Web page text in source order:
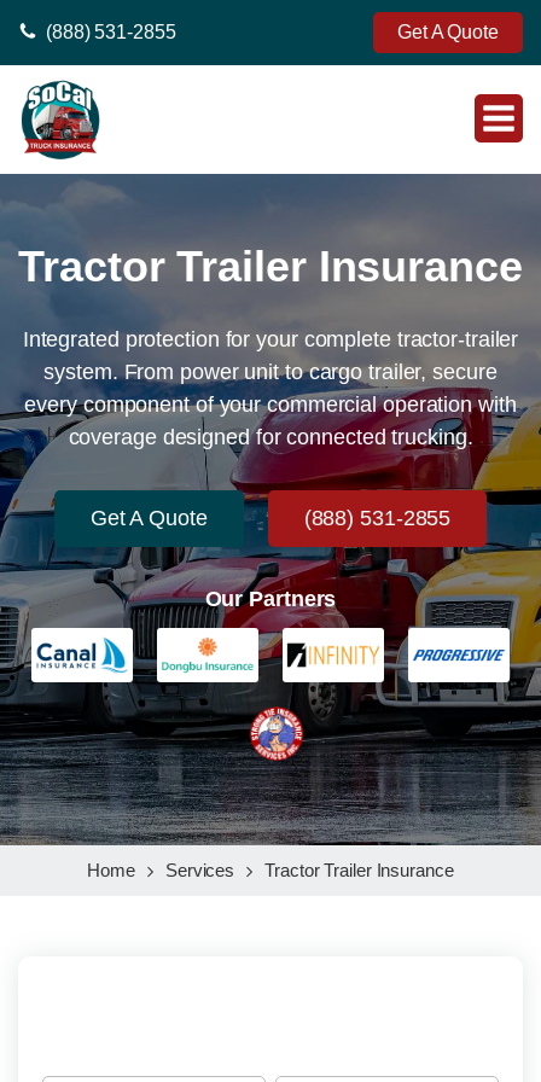
(888) 531-2855 Get A Quote
Tractor Trailer Insurance
Integrated protection for your complete tractor-trailer
system. From power unit to cargo trailer, secure
every component of your commercial operation with
coverage designed for connected trucking.
Get A Quote (888) 531-2855
Our Partners
Home Services Tractor Trailer Insurance